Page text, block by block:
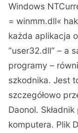
Windows
= winmm.dll«
każda aplikacja
“user32.dll” – a
programy –
szkodnika. Jest
szczegółowo
Daonol.
komputera. Plik